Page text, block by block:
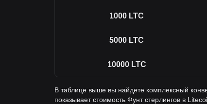
1000 LTC
5000 LTC
10000 LTC
В таблице выше вы найдете комплексный
показывает стоимость Фунт стерлингов в